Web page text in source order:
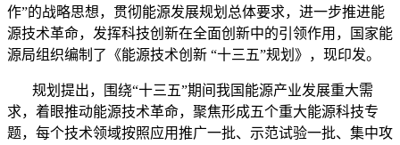
作”的战略思想，贯彻能源发展规划总体要求，进一步推进能
源技术革命，发挥科技创新在全面创新中的引领作用，国家能
源局组织编制了《能源技术创新 “十三五”规划》，现印发。
规划提出，围绕“十三五”期间我国能源产业发展重大需
求，着眼推动能源技术革命，聚焦形成五个重大能源科技专
题，每个技术领域按照应用推广一批、示范试验一批、集中攻